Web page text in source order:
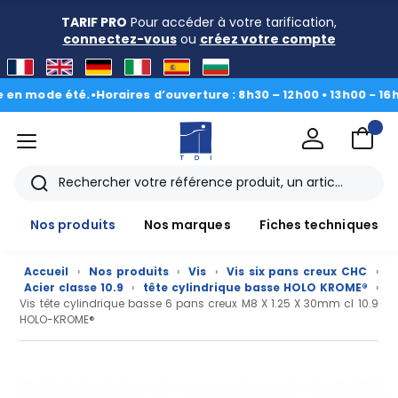
TARIF PRO Pour accéder à votre tarification,
connectez-vousou créez votre compte
été.•Horaires d’ouverture : 8h30 – 12h00 • 13h00 - 16h30|
menu
Rechercher
Nos produits
Nos marques Fiches techniques
Accueil › Nos produits › Vis › Vis six pans creux CHC
›
Acier classe 10.9
› tête cylindrique basse HOLO KROME®
›
Vis tête cylindrique basse 6 pans creux M8 X 1.25 X 30mm cl 10.9
HOLO-KROME®